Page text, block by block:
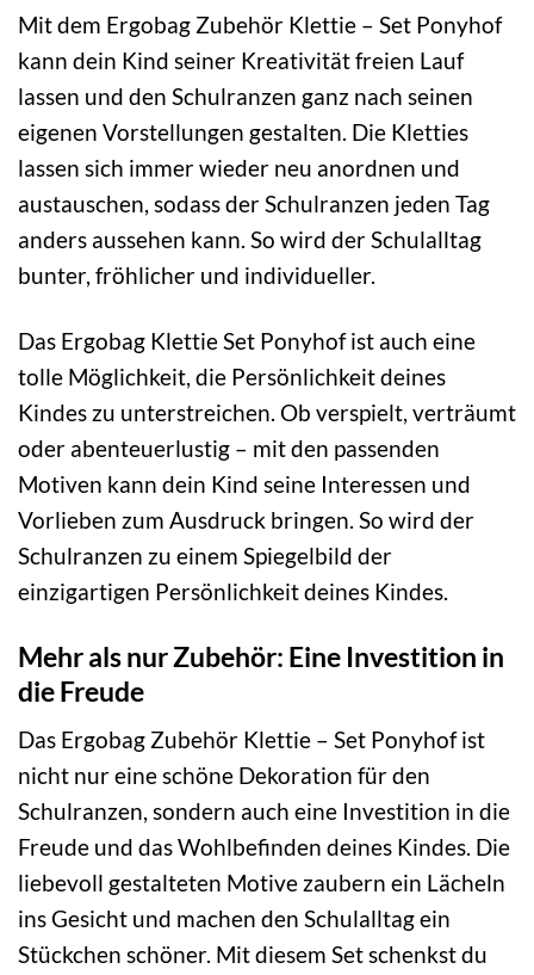
Mit dem Ergobag Zubehör Klettie – Set Ponyhof
kann dein Kind seiner Kreativität freien Lauf
lassen und den Schulranzen ganz nach seinen
eigenen Vorstellungen gestalten. Die Kletties
lassen sich immer wieder neu anordnen und
austauschen, sodass der Schulranzen jeden Tag
anders aussehen kann. So wird der Schulalltag
bunter, fröhlicher und individueller.
Das Ergobag Klettie Set Ponyhof ist auch eine
tolle Möglichkeit, die Persönlichkeit deines
Kindes zu unterstreichen. Ob verspielt, verträumt
oder abenteuerlustig – mit den passenden
Motiven kann dein Kind seine Interessen und
Vorlieben zum Ausdruck bringen. So wird der
Schulranzen zu einem Spiegelbild der
einzigartigen Persönlichkeit deines Kindes.
Mehr als nur Zubehör: Eine Investition in
die Freude
Das Ergobag Zubehör Klettie – Set Ponyhof ist
nicht nur eine schöne Dekoration für den
Schulranzen, sondern auch eine Investition in die
Freude und das Wohlbefinden deines Kindes. Die
liebevoll gestalteten Motive zaubern ein Lächeln
ins Gesicht und machen den Schulalltag ein
Stückchen schöner. Mit diesem Set schenkst du